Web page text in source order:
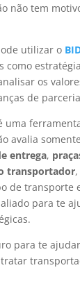
não tem
utilizar o
como
os
de
uma
avalia
entrega,
transportador,
de transporte
para te
para te